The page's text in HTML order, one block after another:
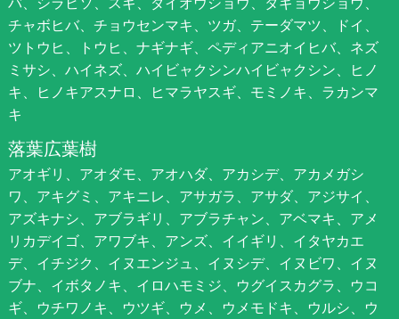
チャボヒバ、チョウセンマキ、ツガ、テーダマツ、ドイ、
ツトウヒ、トウヒ、ナギナギ、ペディアニオイヒバ、ネズ
ミサシ、ハイネズ、ハイビャクシンハイビャクシン、ヒノ
キ、ヒノキアスナロ、ヒマラヤスギ、モミノキ、ラカンマ
キ
落葉広葉樹
アオギリ、アオダモ、アオハダ、アカシデ、アカメガシ
ワ、アキグミ、アキニレ、アサガラ、アサダ、アジサイ、
アズキナシ、アブラギリ、アブラチャン、アベマキ、アメ
リカデイゴ、アワブキ、アンズ、イイギリ、イタヤカエ
デ、イチジク、イヌエンジュ、イヌシデ、イヌビワ、イヌ
ブナ、イボタノキ、イロハモミジ、ウグイスカグラ、ウコ
ギ、ウチワノキ、ウツギ、ウメ、ウメモドキ、ウルシ、ウ